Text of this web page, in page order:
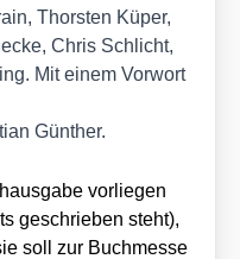
Thors­ten Küper,
Chris Schlicht,
Mit einem Vor­wort
Gün­ther.
vor­lie­gen
geschrie­ben steht),
soll zur Buch­mes­se